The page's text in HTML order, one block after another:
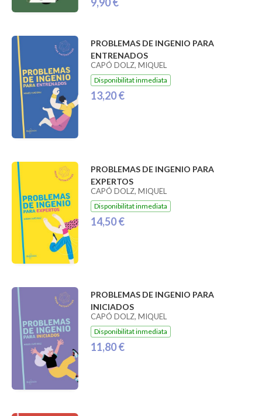
PROBLEMAS DE INGENIO PARA
ENTRENADOS
CAPÓ DOLZ, MIQUEL
Disponibilitat inmediata
13,20 €
PROBLEMAS DE INGENIO PARA
EXPERTOS
CAPÓ DOLZ, MIQUEL
Disponibilitat inmediata
14,50 €
PROBLEMAS DE INGENIO PARA
INICIADOS
CAPÓ DOLZ, MIQUEL
Disponibilitat inmediata
11,80 €